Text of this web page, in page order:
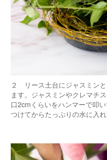
２ リース土台にジャスミン
ます。ジャスミンやクレマチ
口2cmくらいをハンマーで叩
つけてからたっぷりの水に入れ